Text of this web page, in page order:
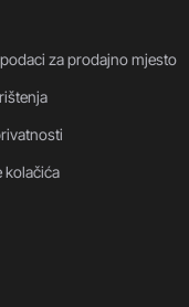
za prodajno mjesto
kolačića